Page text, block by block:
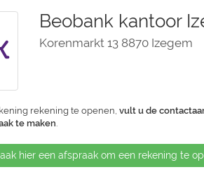
Beobank kantoor
Korenmarkt 13 8870 Izegem
rekening te openen, vult u de
te maken.
hier een afspraak om een rekening te